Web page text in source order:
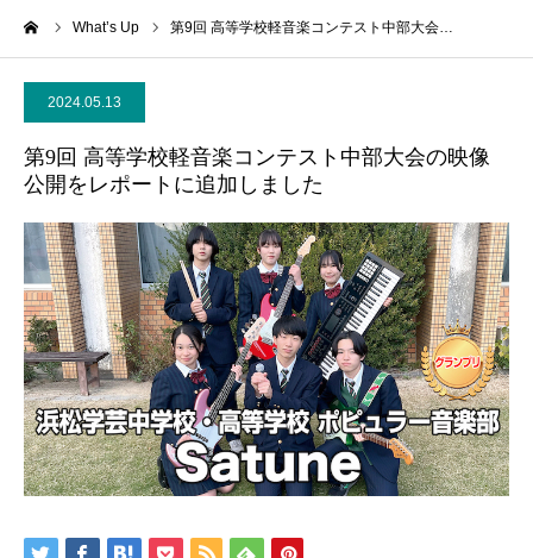
What’s Up 第9回 高等学校軽音楽コンテスト中部大会…
2024.05.13
第9回 高等学校軽音楽コンテスト中部大会の映像
公開をレポートに追加しました